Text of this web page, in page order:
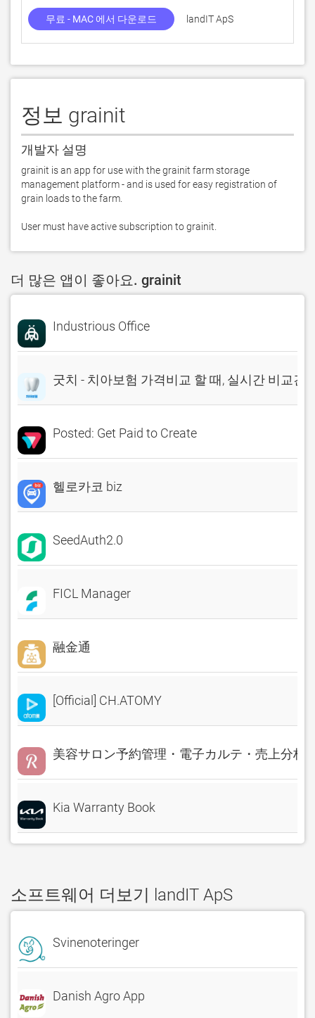
무료 - MAC 에서 다운로드 landIT ApS
정보 grainit
개발자 설명
grainit is an app for use with the grainit farm storage
management platform - and is used for easy registration of
grain loads to the farm.
User must have active subscription to grainit.
더 많은 앱이 좋아요. grainit
Industrious Office
굿치 - 치아보험 가격비교 할 때, 실시간 비교견
Posted: Get Paid to Create
헬로카코 biz
SeedAuth2.0
FICL Manager
融金通
[Official] CH.ATOMY
美容サロン予約管理・電子カルテ・売上分析
Kia Warranty Book
소프트웨어 더보기 landIT ApS
Svinenoteringer
Danish Agro App